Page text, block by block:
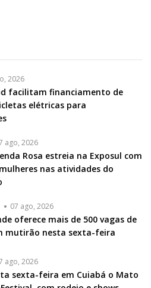
2026
facilitam financiamento de
elétricas para
ago, 2026
Rosa estreia na Exposul com
nas atividades do
07 ago, 2026
oferece mais de 500 vagas de
mutirão nesta sexta-feira
ago, 2026
sexta-feira em Cuiabá o Mato